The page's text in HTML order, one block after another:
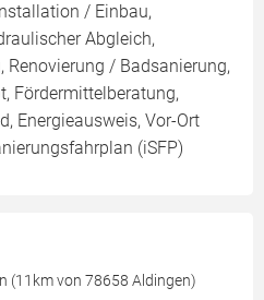
/ Einbau,
Abgleich,
Renovierung / Badsanierung,
Fördermittelberatung,
Energieausweis, Vor-Ort
(iSFP)
(11km von 78658 Aldingen)